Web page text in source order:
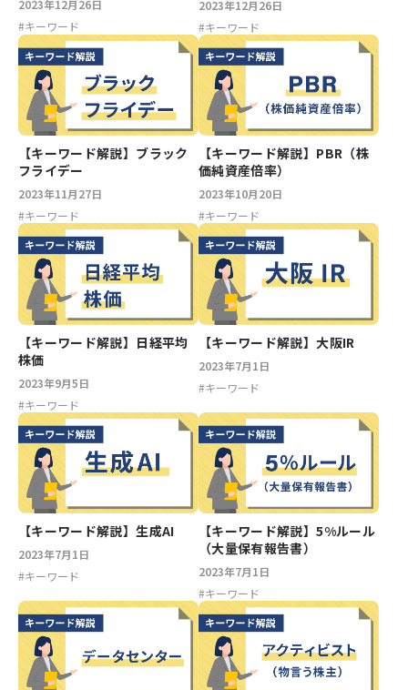
2023年12月26日
#キーワード
2023年12月26日
#キーワード
【キーワード解説】ブラック
フライデー
2023年11月27日
#キーワード
【キーワード解説】PBR（株
価純資産倍率）
2023年10月20日
#キーワード
【キーワード解説】日経平均
株価
2023年9月5日
#キーワード
【キーワード解説】大阪IR
2023年7月1日
#キーワード
【キーワード解説】生成AI
2023年7月1日
#キーワード
【キーワード解説】5%ルール
（大量保有報告書）
2023年7月1日
#キーワード